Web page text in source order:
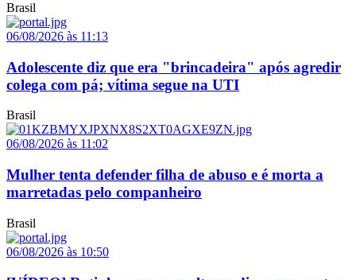
Brasil
06/08/2026 às 11:13
Adolescente diz que era "brincadeira" após agredir
colega com pá; vítima segue na UTI
Brasil
06/08/2026 às 11:02
Mulher tenta defender filha de abuso e é morta a
marretadas pelo companheiro
Brasil
06/08/2026 às 10:50